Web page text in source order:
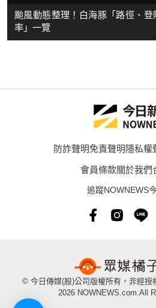
颱風動態整理！白海豚「路徑、
率」一覽
防詐聲明免責聲明隱私權
會員條款關於我們
追蹤NOWNEWS
© 今日傳媒(股)公司版權所有，非經
2026 NOWNEWS.com.All